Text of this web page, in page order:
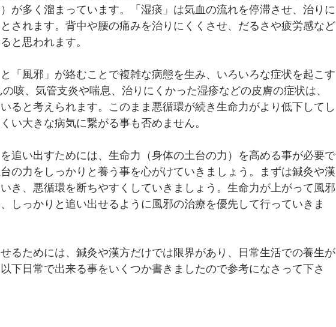
）が多く溜まっています。「湿痰」は気血の流れを停滞させ、治りに
されます。背中や腰の痛みを治りにくくさせ、だるさや疲労感など
と思われます。
「風邪」が絡むことで複雑な病態を生み、いろいろな症状を起こす
咳、気管支炎や喘息、治りにくかった湿疹などの皮膚の症状は、
ると考えられます。このまま悪循環が続き生命力がより低下してし
い大きな病気に繋がる事も否めません。
追い出すためには、生命力（身体の土台の力）を高める事が必要で
の力をしっかりと養う事を心がけていきましょう。まずは鍼灸や漢
き、悪循環を断ちやすくしていきましょう。生命力が上がって風邪
しっかりと追い出せるように風邪の治療を優先して行っていきま
るためには、鍼灸や漢方だけでは限界があり、日常生活での養生が
下日常で出来る事をいくつか書きましたので参考になさって下さ